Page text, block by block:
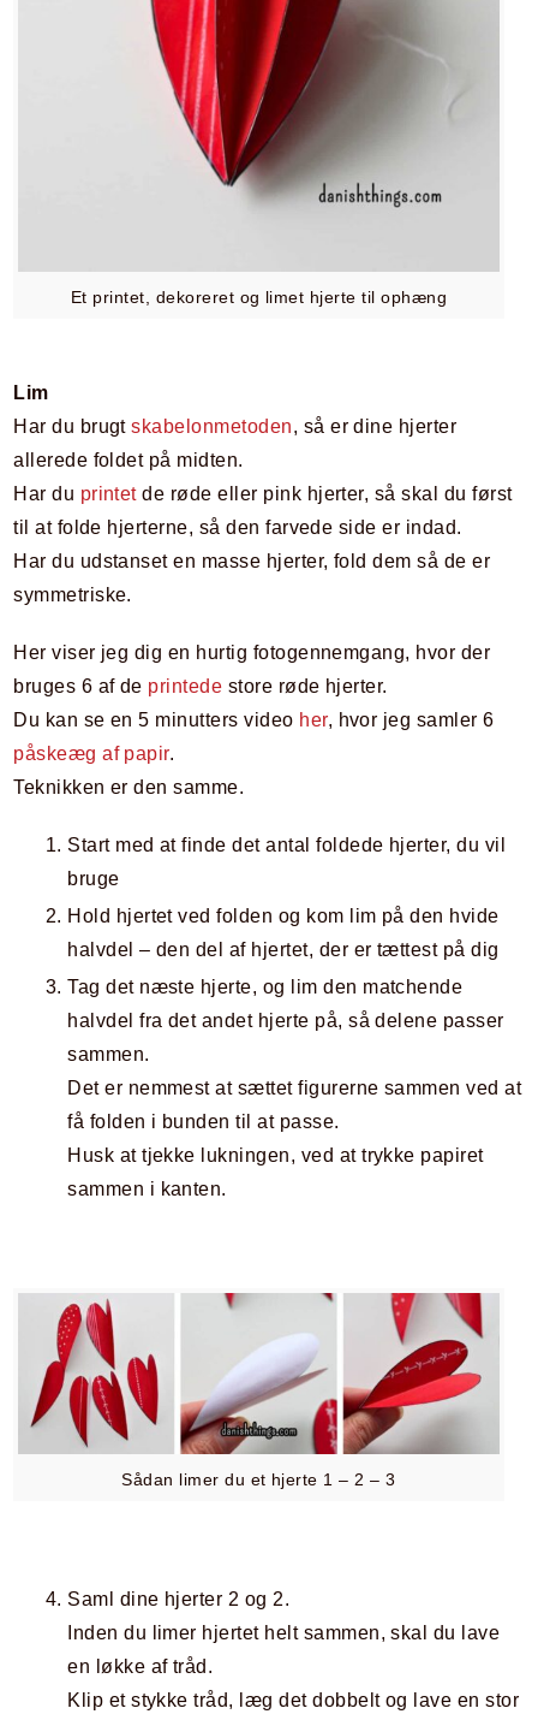
Et printet, dekoreret og limet hjerte til ophæng
Lim
Har du brugtskabelonmetoden, så er dine hjerter
allerede foldet på midten.
Har du printetde røde eller pink hjerter, så skal du først
til at folde hjerterne, så den farvede side er indad.
Har du udstanset en masse hjerter, fold dem så de er
symmetriske.
Her viser jeg dig en hurtig fotogennemgang, hvor der
bruges 6 af de printede store røde hjerter.
Du kan se en 5 minutters video her, hvor jeg samler 6
påskeæg af papir.
Teknikken er den samme.
Start med at finde det antal foldede hjerter, du vil
bruge
Hold hjertet ved folden og kom lim på den hvide
halvdel – den del af hjertet, der er tættest på dig
Tag det næste hjerte, og lim den matchende
halvdel fra det andet hjerte på, så delene passer
sammen.
Det er nemmest at sættet figurerne sammen ved at
få folden i bunden til at passe.
Husk at tjekke lukningen, ved at trykke papiret
sammen i kanten.
Sådan limer du et hjerte 1 – 2 – 3
Saml dine hjerter 2 og 2.
Inden du limer hjertet helt sammen, skal du lave
en løkke af tråd.
Klip et stykke tråd, læg det dobbelt og lave en stor